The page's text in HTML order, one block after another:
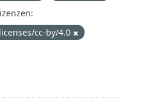
cc-by/4.0